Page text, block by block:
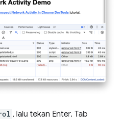
, lalu tekan Enter. Tab